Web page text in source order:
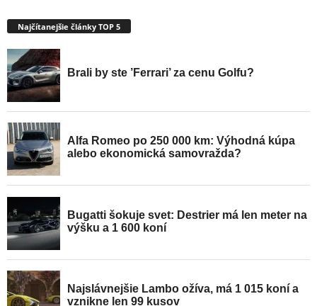
Najčítanejšie články TOP 5